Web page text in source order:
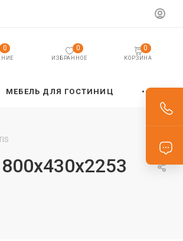
0
ИЗБРАННОЕ
0
КОРЗИНА
0
МЕБЕЛЬ ДЛЯ ГОСТИНИЦ